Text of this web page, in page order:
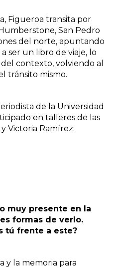
Figueroa transita por
San Pedro
del norte, apuntando
ser un libro de viaje, lo
contexto, volviendo al
tránsito mismo.
de la Universidad
en talleres de las
Victoria Ramírez.
muy presente en la
formas de verlo.
tú frente a este?
y la memoria para